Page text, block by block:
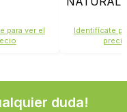
para ver el
Identifícate
precio
duda!